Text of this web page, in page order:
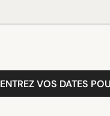
ENTREZ VOS DATES